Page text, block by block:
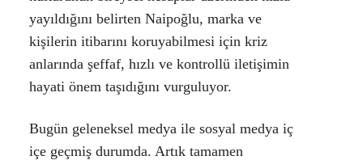
yayıldığını belirten Naipoğlu, marka ve
kişilerin itibarını koruyabilmesi için kriz
anlarında şeffaf, hızlı ve kontrollü iletişimin
hayati önem taşıdığını vurguluyor.
Bugün geleneksel medya ile sosyal medya iç
içe geçmiş durumda. Artık tamamen